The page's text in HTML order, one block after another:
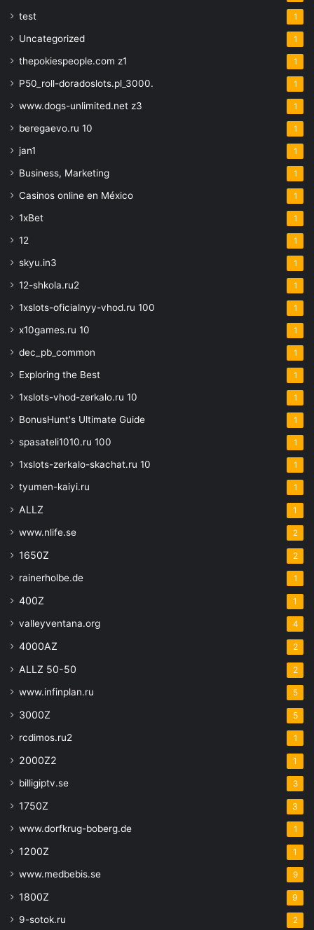
test 1
Uncategorized 1
thepokiespeople.com z1 1
P50_roll-doradoslots.pl_3000. 1
www.dogs-unlimited.net z3 1
beregaevo.ru 10 1
jan1 1
Business, Marketing 1
Casinos online en México 1
1xBet 1
12 1
skyu.in3 1
12-shkola.ru2 1
1xslots-oficialnyy-vhod.ru 100 1
x10games.ru 10 1
dec_pb_common 1
Exploring the Best 1
1xslots-vhod-zerkalo.ru 10 1
BonusHunt's Ultimate Guide 1
spasateli1010.ru 100 1
1xslots-zerkalo-skachat.ru 10 1
tyumen-kaiyi.ru 1
ALLZ 1
www.nlife.se 2
1650Z 2
rainerholbe.de 1
400Z 1
valleyventana.org 4
4000AZ 2
ALLZ 50-50 2
www.infinplan.ru 5
3000Z 5
rcdimos.ru2 1
2000Z2 1
billigiptv.se 3
1750Z 3
www.dorfkrug-boberg.de 1
1200Z 1
www.medbebis.se 9
1800Z 9
9-sotok.ru 2